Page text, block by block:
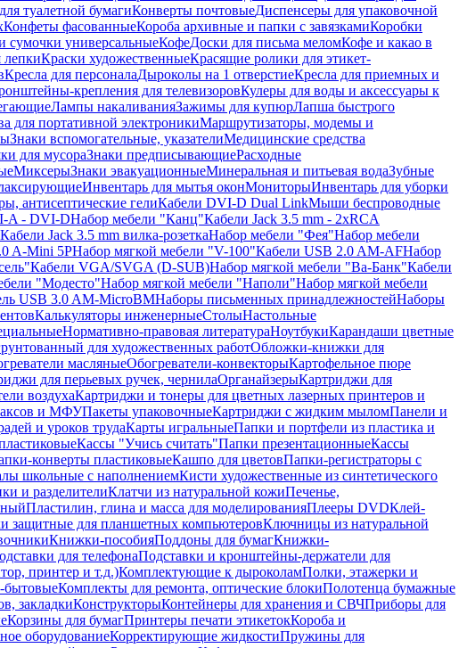
туалетной бумагиКонверты почтовыеДиспенсеры для упаковочной
Конфеты фасованныеКороба архивные и папки с завязкамиКоробки
сумочки универсальныеКофеДоски для письма меломКофе и какао в
лепкиКраски художественныеКрасящие ролики для этикет-
Кресла для персоналаДыроколы на 1 отверстиеКресла для приемных и
крепления для телевизоровКулеры для воды и аксессуары к
Лампы накаливанияЗажимы для купюрЛапша быстрого
для портативной электроникиМаршрутизаторы, модемы и
Знаки вспомогательные, указателиМедицинские средства
для мусораЗнаки предписывающиеРасходные
МиксерыЗнаки эвакуационныеМинеральная и питьевая водаЗубные
Инвентарь для мытья оконМониторыИнвентарь для уборки
антисептические гелиКабели DVI-D Dual LinkМыши беспроводные
A - DVI-DНабор мебели "Канц"Кабели Jack 3.5 mm - 2xRCA
Кабели Jack 3.5 mm вилка-розеткаНабор мебели "Фея"Набор мебели
A-Mini 5PНабор мягкой мебели "V-100"Кабели USB 2.0 AM-AFНабор
Кабели VGA/SVGA (D-SUB)Набор мягкой мебели "Ва-Банк"Кабели
"Модесто"Набор мягкой мебели "Наполи"Набор мягкой мебели
USB 3.0 AM-MicroBMНаборы письменных принадлежностейНаборы
Калькуляторы инженерныеСтолыНастольные
Нормативно-правовая литератураНоутбукиКарандаши цветные
для художественных работОбложки-книжки для
масляныеОбогреватели-конвекторыКартофельное пюре
для перьевых ручек, чернилаОрганайзерыКартриджи для
воздухаКартриджи и тонеры для цветных лазерных принтеров и
и МФУПакеты упаковочныеКартриджи с жидким мыломПанели и
и уроков трудаКарты игральныеПапки и портфели из пластика и
Кассы "Учись считать"Папки презентационныеКассы
конверты пластиковыеКашпо для цветовПапки-регистраторы с
школьные с наполнениемКисти художественные из синтетического
и разделителиКлатчи из натуральной кожиПеченье,
Пластилин, глина и масса для моделированияПлееры DVDКлей-
защитные для планшетных компьютеровКлючницы из натуральной
Книжки-пособияПоддоны для бумагКнижки-
для телефонаПодставки и кронштейны-держатели для
принтер и т.д.)Комплектующие к дыроколамПолки, этажерки и
бытовыеКомплекты для ремонта, оптические блокиПолотенца бумажные
закладкиКонструкторыКонтейнеры для хранения и СВЧПриборы для
Корзины для бумагПринтеры печати этикетокКороба и
оборудованиеКорректирующие жидкостиПружины для